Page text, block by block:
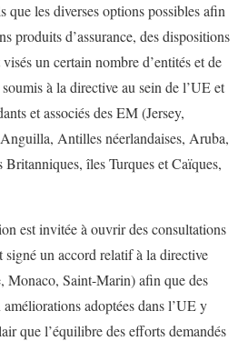
que les diverses options possibles afin
produits d’assurance, des dispositions
un certain nombre d’entités et de
à la directive au sein de l’UE et
et associés des EM (Jersey,
Antilles néerlandaises, Aruba,
îles Turques et Caïques,
est invitée à ouvrir des consultations
signé un accord relatif à la directive
Monaco, Saint-Marin) afin que des
adoptées dans l’UE y
que l’équilibre des efforts demandés